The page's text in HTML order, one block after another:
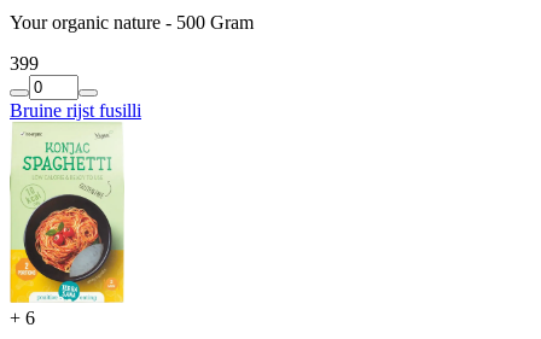
Your organic nature - 500 Gram
399
Bruine rijst fusilli
+ 6